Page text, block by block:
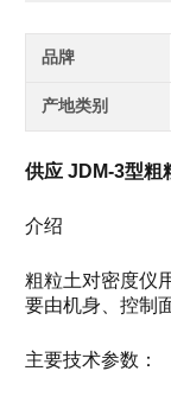
品牌
产地类别
供应 JDM-3型粗
介绍
粗粒土对密度仪
要由机身、控制
主要技术参数：